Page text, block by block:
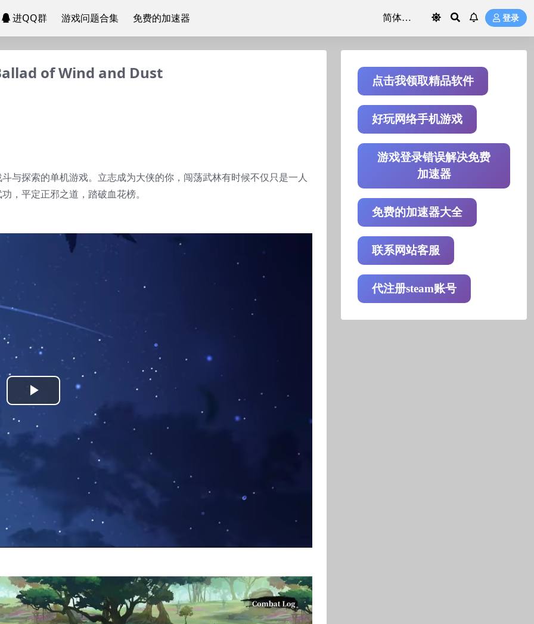
进QQ群 游戏问题合集 免费的加速器 登录
of Wind and Dust
与探索的单机游戏。立志成为大侠的你，闯荡武林有时候不仅只是一人
，平定正邪之道，踏破血花榜。
Play
Video
点击我领取精品软件
好玩网络手机游戏
游戏登录错误解决免费
加速器
免费的加速器大全
联系网站客服
代注册steam账号